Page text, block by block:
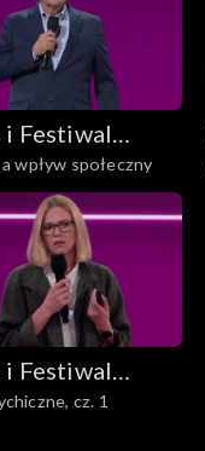
i Festiwal
wpływ społeczny
i Festiwal
cz. 1